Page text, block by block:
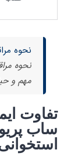
نحوه
نحوه
مهم و
تفاوت
ساب